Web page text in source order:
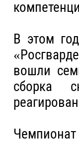
В этом
вошли
сборка